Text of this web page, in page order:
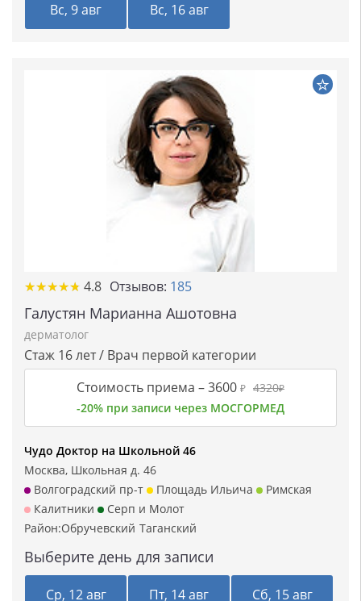
Вс, 9 авг Вс, 16 авг
★★★★★
★★★★★ 4.8 Отзывов: 185
Галустян Марианна Ашотовна
дерматолог
Стаж 16 лет / Врач первой категории
Стоимость приема –3600 ₽ 4320₽
-20% при записи через МОСГОРМЕД
Чудо Доктор на Школьной 46
Москва, Школьная д. 46
Волгоградский пр-т
Площадь Ильича
Римская
Калитники
Серп и Молот
Район:Обручевский Таганский
Выберите день для записи
Ср, 12 авг Пт, 14 авг Сб, 15 авг